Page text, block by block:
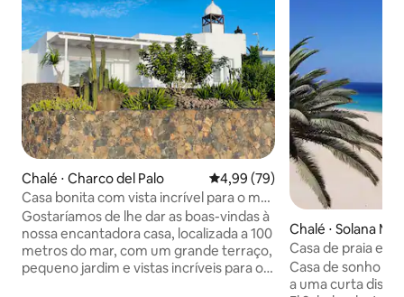
Chalé ⋅ Charco del Palo 4,99 de uma avaliação média
4,99 (79)
Casa bonita com vista incrível para o mar
e piscinas naturais
Gostaríamos de lhe dar as boas-vindas à
nossa encantadora casa, localizada a 100
metros do mar, com um grande terraço,
pequeno jardim e vistas incríveis para o
Chalé ⋅ Solana
Casa de praia em
Casa de sonho
a uma curta